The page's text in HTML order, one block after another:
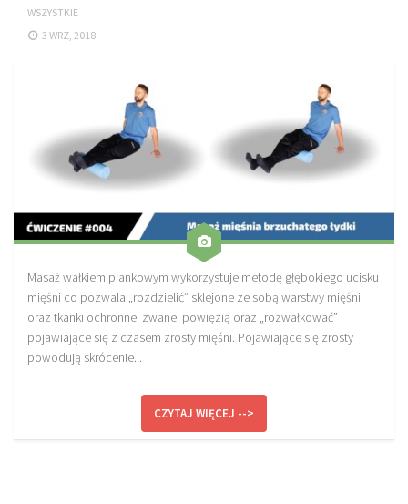
Drążki do ćwiczeń PRO TRAINING
Guma oporowa PRO TRAINING
PRODUKTY
Piłkarska Kuchnia
Poradnik Piłkarza
Zeszyt Trenera
Dziennik Piłkarza
Planer Trenera – dziennik, konspekty, notatki
Plany treningowe
Program treningowy zapobieganie kontuzjom
Plan treningowy core stability
Plan treningowy szybkość i dynamika
WSZYSTKIE
3 WRZ, 2018
Masaż wałkiem piankowym wykorzystuje metodę głębokiego ucisku
mięśni co pozwala „rozdzielić” sklejone ze sobą warstwy mięśni
oraz tkanki ochronnej zwanej powięzią oraz „rozwałkować”
pojawiające się z czasem zrosty mięśni. Pojawiające się zrosty
powodują skrócenie...
CZYTAJ WIĘCEJ -->